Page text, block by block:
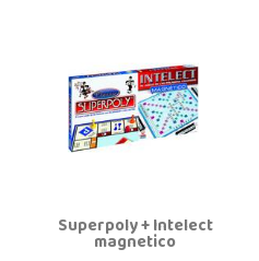
Superpoly + Intelect
magnetico